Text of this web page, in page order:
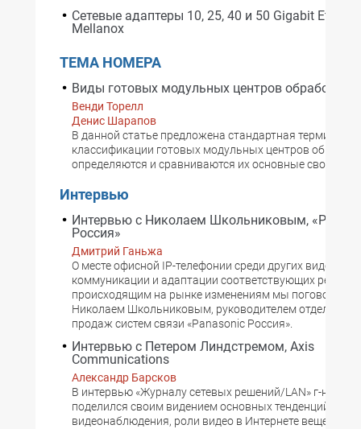
Сетевые адаптеры 10, 25, 40 и 50 Gigabit
Mellanox
ТЕМА НОМЕРА
Виды готовых модульных центров обработки
Венди Торелл
Денис Шарапов
В данной статье предложена стандартная
классификации готовых модульных центров
определяются и сравниваются их основные свойства.
Интервью
Интервью с Николаем Школьниковым,
Россия»
Дмитрий Ганьжа
О месте офисной IP-телефонии среди других видов
коммуникации и адаптации соответствующих
происходящим на рынке изменениям мы поговорили
Николаем Школьниковым, руководителем отдела
продаж систем связи «Panasonic Россия».
Интервью с Петером Линдстремом, Axis
Communications
Александр Барсков
В интервью «Журналу сетевых решений/LAN» г-н
поделился своим видением основных тенденций в
видеонаблюдения, роли видео в Интернете вещей,